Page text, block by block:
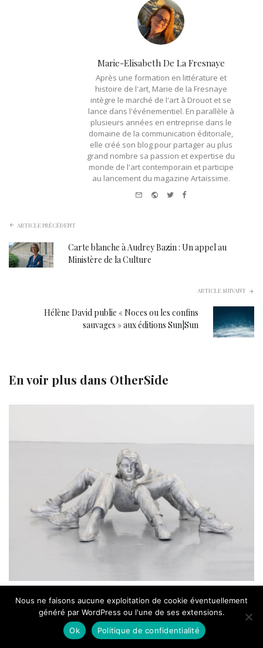
Marie-Elisabeth De La Fresnaye
Après une formation en littérature et
histoire de l'art, Marie de la Fresnaye
intègre le marché de l'art à Drouot et se
lance dans l'événementiel. En parallèle à
plusieurs années en entreprise dans le
domaine de la communication éditoriale,
elle créé son blog pour partager au plus
grand nombre sa passion et expertise du
monde de l'art contemporain et participe
au lancement du magazine Artaïssime.
Website
TwitterFacebook
ARTICLE PRÉCÉDENT
Carte blanche à Audrey Bazin : Un appel au
Ministère de la Culture
ARTICLE SUIVANT
Hélène David publie « Noces ou les confins
sauvages » aux éditions Sun|Sun
En voir plus dans OtherSide
ACTU ART CONTEMPORAIN
« A fleur de peau » : le monstrueux, ses
persistances et ses symptômes au MO.CO.
Nous ne faisons aucune exploitation de cookie éventuellement
généré par WordPress ou l'une de ses extensions.
Ok
Politique de confidentialité